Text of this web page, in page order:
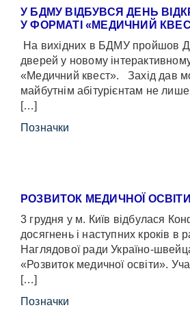
У БДМУ ВІДБУВСЯ ДЕНЬ
У ФОРМАТІ «МЕДИЧНИЙ
На вихідних в БДМУ пройшов
дверей у новому
«Медичний квест». Захід дав
майбутнім абітурієнтам не
[…]
Позначки
РОЗВИТОК МЕДИЧНОЇ ОСВІТИ
3 грудня у м. Київ відбулася
досягнень і наступних кроків в
Наглядової ради Україно-
«Розвиток медичної освіти».
[…]
Позначки